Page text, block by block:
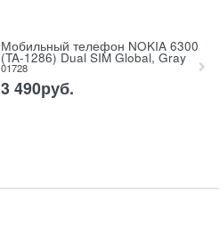
Мобильный телефон NOKIA 6300
(TA-1286) Dual SIM Global, Gray
01728
3 490руб.